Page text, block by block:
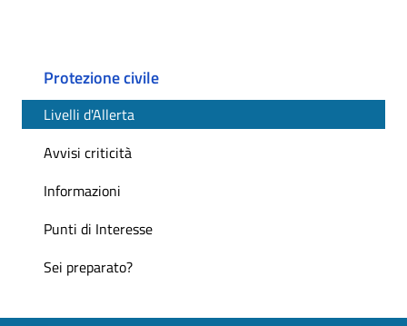
Protezione civile
Livelli d'Allerta
Avvisi criticità
Informazioni
Punti di Interesse
Sei preparato?